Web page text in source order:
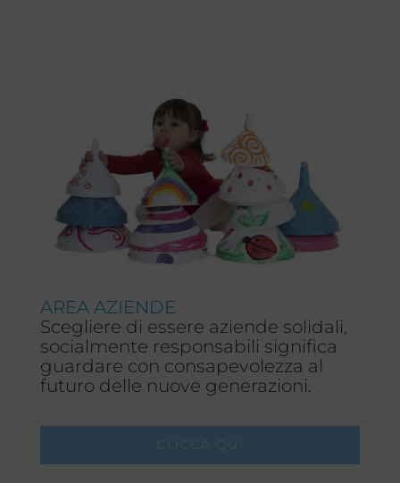
AREA AZIENDE
Scegliere di essere aziende solidali,
socialmente responsabili significa
guardare con consapevolezza al
futuro delle nuove generazioni.
CLICCA QUI